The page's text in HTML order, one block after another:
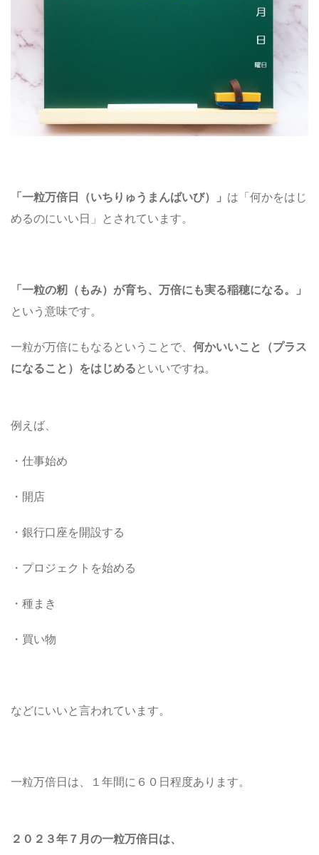
「一粒万倍日（いちりゅうまんばいび）」 は「何かをはじ
めるのにいい日」とされています。
「一粒の籾（もみ）が育ち、万倍にも実る稲穂になる。」
という意味です。
一粒が万倍にもなるということで、 何かいいこと（プラス
になること）をはじめる といいですね。
例えば、
・仕事始め
・開店
・銀行口座を開設する
・プロジェクトを始める
・種まき
・買い物
などにいいと言われています。
一粒万倍日は、１年間に６０日程度あります。
２０２３年７月の一粒万倍日は、